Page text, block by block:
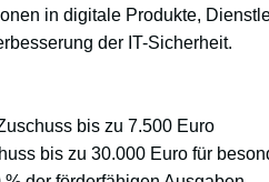
in digitale Produkte,
der IT-Sicherheit.
bis zu 7.500 Euro
bis zu 30.000 Euro für